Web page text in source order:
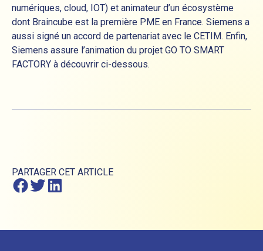
numériques, cloud, IOT) et animateur d’un écosystème
dont Braincube est la première PME en France. Siemens a
aussi signé un accord de partenariat avec le CETIM. Enfin,
Siemens assure l’animation du projet GO TO SMART
FACTORY à découvrir ci-dessous.
PARTAGER CET ARTICLE